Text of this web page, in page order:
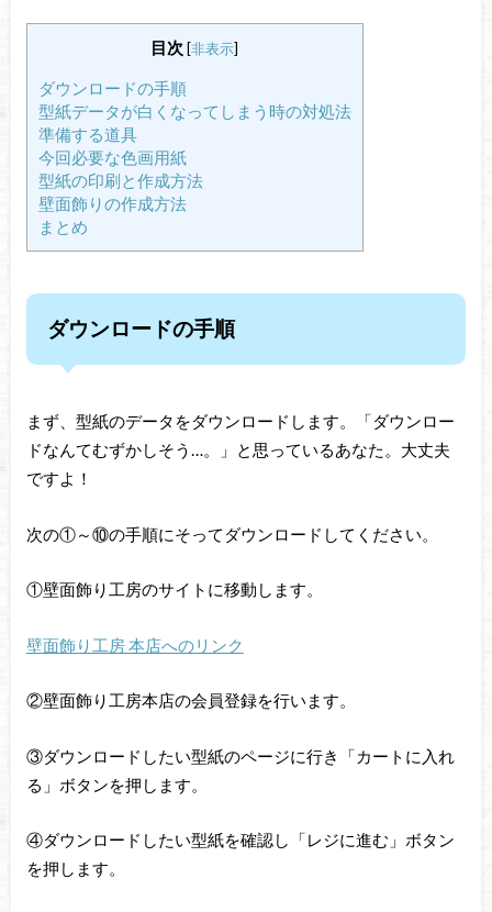
目次 [非表示]
ダウンロードの手順
型紙データが白くなってしまう時の対処法
準備する道具
今回必要な色画用紙
型紙の印刷と作成方法
壁面飾りの作成方法
まとめ
ダウンロードの手順
まず、型紙のデータをダウンロードします。「ダウンロー
ドなんてむずかしそう…。」と思っているあなた。大丈夫
ですよ！
次の①～⑩の手順にそってダウンロードしてください。
①壁面飾り工房のサイトに移動します。
壁面飾り工房 本店へのリンク
②壁面飾り工房本店の会員登録を行います。
③ダウンロードしたい型紙のページに行き「カートに入れ
る」ボタンを押します。
④ダウンロードしたい型紙を確認し「レジに進む」ボタン
を押します。